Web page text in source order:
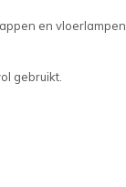
en vloerlampen.
gebruikt.